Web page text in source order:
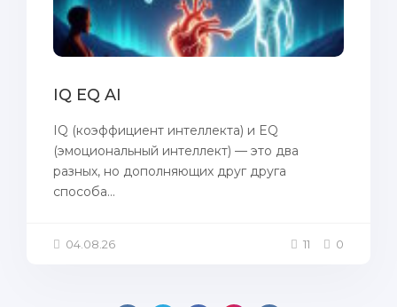
IQ EQ AI
IQ (коэффициент интеллекта) и EQ
(эмоциональный интеллект) — это два
разных, но дополняющих друг друга
способа...
04.08.26 11 0